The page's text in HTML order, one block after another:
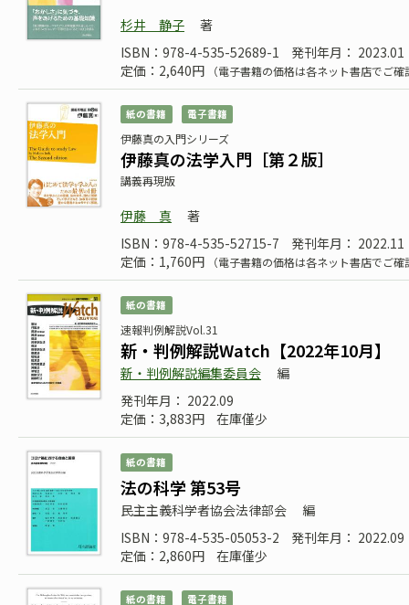
杉井 静子
著
ISBN：978-4-535-52689-1
発刊年月： 2023.01
定価：2,640円
（電子書籍の価格は各ネット書店でご
紙の書籍 電子書籍
伊藤真の入門シリーズ
伊藤真の法学入門［第２版］
講義再現版
伊藤 真
著
ISBN：978-4-535-52715-7
発刊年月： 2022.11
定価：1,760円
（電子書籍の価格は各ネット書店でご
紙の書籍
速報判例解説Vol.31
新・判例解説Watch【2022年10月】
新・判例解説編集委員会
編
発刊年月： 2022.09
定価：3,883円
在庫僅少
紙の書籍
法の科学 第53号
民主主義科学者協会法律部会
編
ISBN：978-4-535-05053-2
発刊年月： 2022.09
定価：2,860円
在庫僅少
紙の書籍 電子書籍